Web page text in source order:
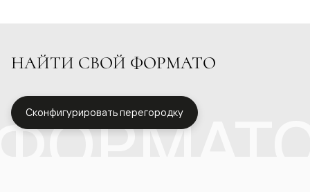
НАЙТИ СВОЙ ФОРМАТО
Сконфигурировать перегородку